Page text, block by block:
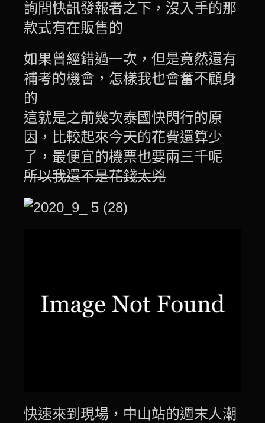
詢問快訊發報者之下，沒入手的那
款式有在販售的
如果曾經錯過一次，但是竟然還有
補考的機會，怎樣我也會奮不顧身
的
這就是之前幾次泰國快閃行的原
因，比較起來今天的花費還算少
了，最便宜的機票也要兩三千呢
所以我還不是花錢太兇
快速來到現場，中山站的週末人潮